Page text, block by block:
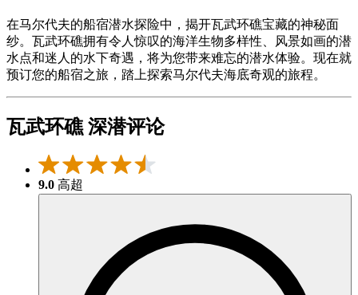
在马尔代夫的船宿潜水探险中，揭开瓦武环礁宝藏的神秘面
纱。瓦武环礁拥有令人惊叹的海洋生物多样性、风景如画的潜
水点和迷人的水下奇遇，将为您带来难忘的潜水体验。现在就
预订您的船宿之旅，踏上探索马尔代夫海底奇观的旅程。
瓦武环礁 深潜评论
9.0 高超